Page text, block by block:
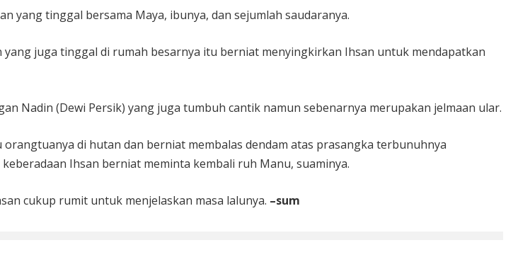
yang tinggal bersama Maya, ibunya, dan sejumlah saudaranya.
juga tinggal di rumah besarnya itu berniat menyingkirkan Ihsan untuk mendapatkan
Nadin (Dewi Persik) yang juga tumbuh cantik namun sebenarnya merupakan jelmaan ular.
di hutan dan berniat membalas dendam atas prasangka terbunuhnya
Ihsan berniat meminta kembali ruh Manu, suaminya.
cukup rumit untuk menjelaskan masa lalunya. –sum